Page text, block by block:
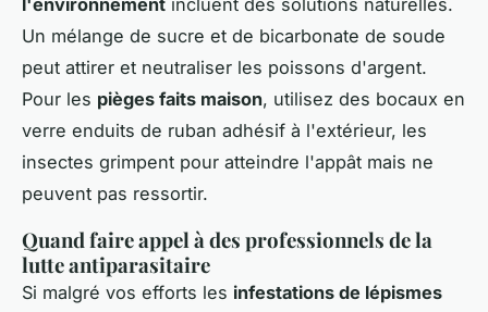
l'environnement incluent des solutions naturelles.
Un mélange de sucre et de bicarbonate de soude
peut attirer et neutraliser les poissons d'argent.
Pour les pièges faits maison, utilisez des bocaux en
verre enduits de ruban adhésif à l'extérieur, les
insectes grimpent pour atteindre l'appât mais ne
peuvent pas ressortir.
Quand faire appel à des professionnels de la
lutte antiparasitaire
Si malgré vos efforts les infestations de lépismes